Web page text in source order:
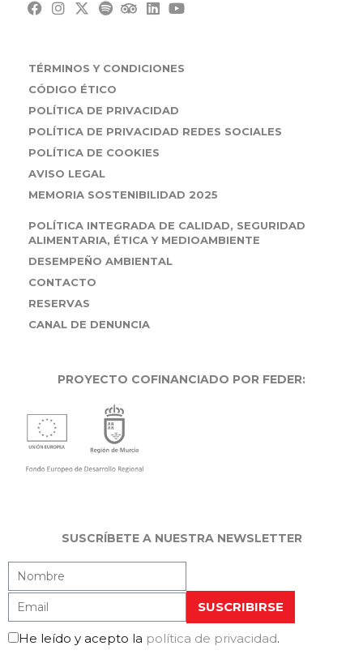
TÉRMINOS Y CONDICIONES
CÓDIGO ÉTICO
POLÍTICA DE PRIVACIDAD
POLÍTICA DE PRIVACIDAD REDES SOCIALES
POLÍTICA DE COOKIES
AVISO LEGAL
MEMORIA SOSTENIBILIDAD 2025
POLÍTICA INTEGRADA DE CALIDAD, SEGURIDAD
ALIMENTARIA, ÉTICA Y MEDIOAMBIENTE
DESEMPEÑO AMBIENTAL
CONTACTO
RESERVAS
CANAL DE DENUNCIA
PROYECTO COFINANCIADO POR FEDER:
SUSCRÍBETE A NUESTRA NEWSLETTER
He leído y acepto la política de privacidad.